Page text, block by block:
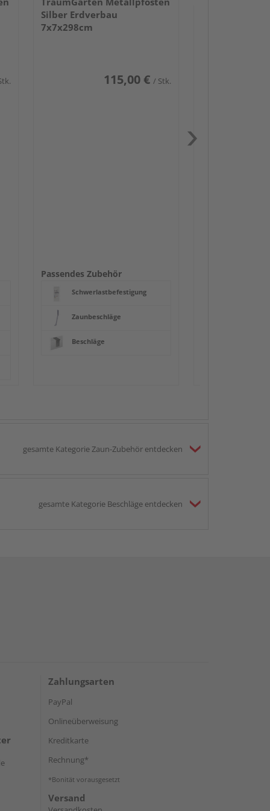
Silber Erdverbau
7x7x298cm
115,00 € / Stk.
Passendes Zubehör
Schwerlastbefestigung
Zaunbeschläge
Beschläge
gesamte Kategorie Zaun-Zubehör entdecken
gesamte Kategorie Beschläge entdecken
Zahlungsarten
PayPal
Onlineüberweisung
Kreditkarte
Rechnung*
*Bonität vorausgesetzt
Versand